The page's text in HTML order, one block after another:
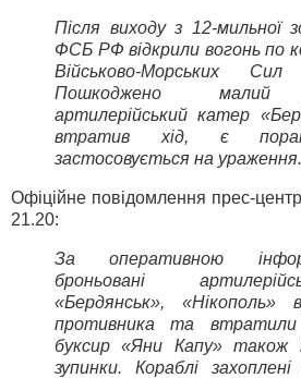
Після виходу з 12-мильної
ФСБ РФ відкрили вогонь по
Військово-Морських
Пошкоджено малий
артилерійський катер
втратив хід, є
застосовується на ураження.
Офіційне повідомлення прес-
21.20:
За оперативною
броньовані
«Бердянськ», «Нікополь»
противника та втратили
буксир «Яни Капу» також
зупинки. Кораблі